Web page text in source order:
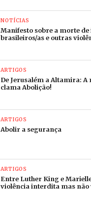
NOTÍCIAS
Manifesto sobre a morte
brasileiros/as e outras
ARTIGOS
De Jerusalém a Altamira: A
clama Abolição!
ARTIGOS
Abolir a segurança
ARTIGOS
Entre Luther King e
violência interdita mas não